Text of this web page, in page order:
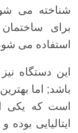
شناخته می
برای
استفاده می
این دستگاه
باشد; اما
است که یکی
ایتالیایی